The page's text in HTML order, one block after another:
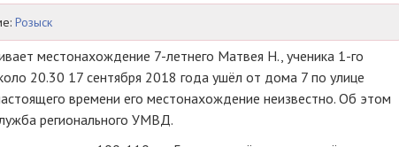
Розыск
местонахождение 7-летнего Матвея Н., ученика 1-го
20.30 17 сентября 2018 года ушёл от дома 7 по улице
времени его местонахождение неизвестно. Об этом
регионального УМВД.